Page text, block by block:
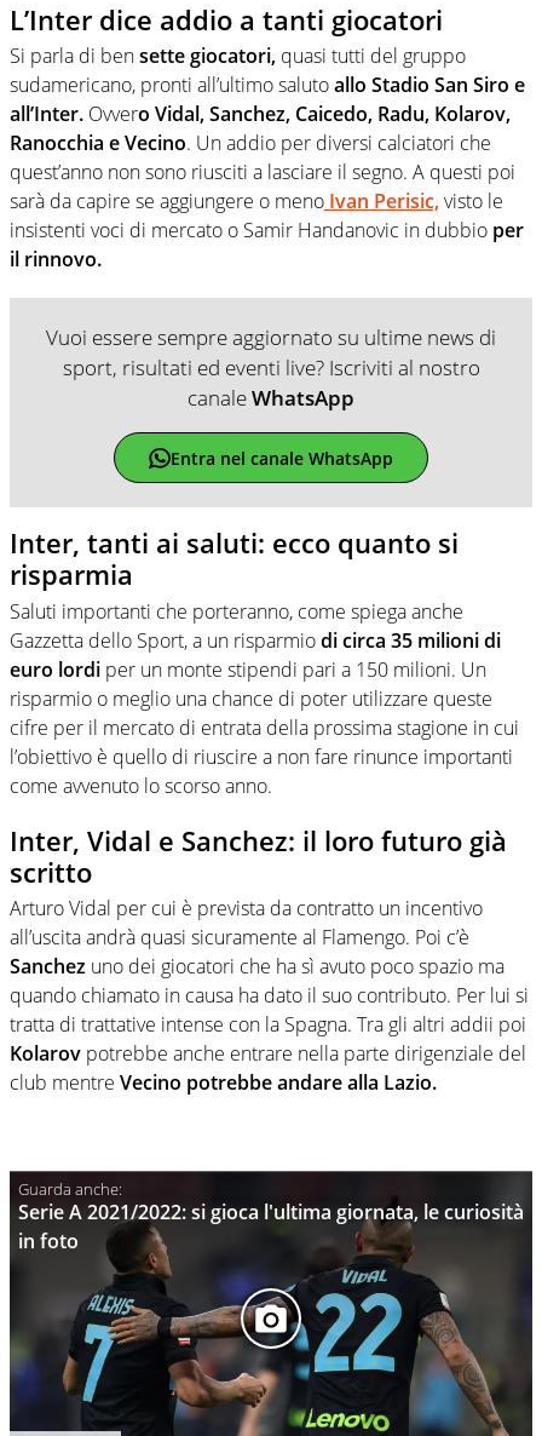
L’Inter dice addio a tanti giocatori
Si parla di bensette giocatori, quasi tutti del gruppo
sudamericano, pronti all’ultimo salutoallo Stadio San Siro e
all’Inter. Ovvero Vidal, Sanchez, Caicedo, Radu, Kolarov,
Ranocchia e Vecino. Un addio per diversi calciatori che
quest’anno non sono riusciti a lasciare il segno. A questi poi
sarà da capire se aggiungere o meno Ivan Perisic,visto le
insistenti voci di mercato o Samir Handanovic in dubbio per
il rinnovo.
Vuoi essere sempre aggiornato su ultime news di
sport, risultati ed eventi live? Iscriviti al nostro
canaleWhatsApp
Entra nel canale WhatsApp
Inter, tanti ai saluti: ecco quanto si
risparmia
Saluti importanti che porteranno, come spiega anche
Gazzetta dello Sport, a un risparmiodi circa 35 milioni di
euro lordi per un monte stipendi pari a 150 milioni. Un
risparmio o meglio una chance di poter utilizzare queste
cifre per il mercato di entrata della prossima stagione in cui
l’obiettivo è quello di riuscire a non fare rinunce importanti
come avvenuto lo scorso anno.
Inter, Vidal e Sanchez: il loro futuro già
scritto
Arturo Vidal per cui è prevista da contratto un incentivo
all’uscita andrà quasi sicuramente al Flamengo. Poi c’è
Sanchez uno dei giocatori che ha sì avuto poco spazio ma
quando chiamato in causa ha dato il suo contributo. Per lui si
tratta di trattative intense con la Spagna. Tra gli altri addii poi
Kolarov potrebbe anche entrare nella parte dirigenziale del
club mentre Vecino potrebbe andare alla Lazio.
Serie A 2021/2022: si gioca l'ultima giornata, le curiosità
in foto